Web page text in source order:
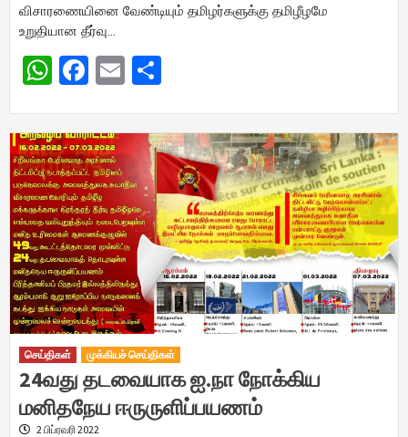
விசாரணையினை வேண்டியும் தமிழர்களுக்கு தமிழீழமே
உறுதியான தீர்வு…
WhatsApp
Facebook
Email
செய்திகள் முக்கியச் செய்திகள்
24வது தடவையாக ஐ.நா நோக்கிய
மனிதநேய ஈருருளிப்பயணம்
2 பிப்ரவரி 2022